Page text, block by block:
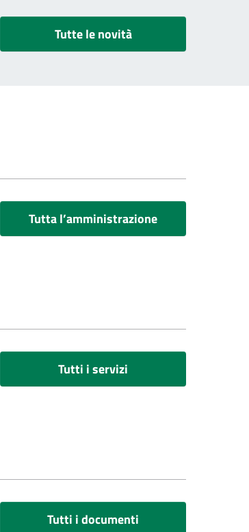
Tutte le novità
Tutta l’amministrazione
Tutti i servizi
Tutti i documenti